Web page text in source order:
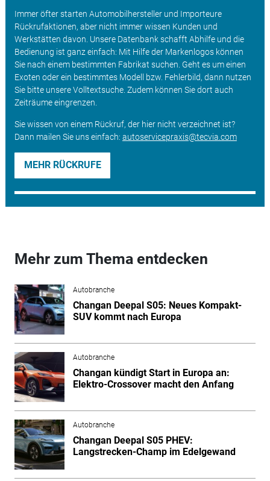
Immer öfter starten Automobilhersteller und Importeure
Rückrufaktionen, aber nicht immer wissen Kunden und
Werkstätten davon. Unsere Datenbank schafft Abhilfe und die
Bedienung ist ganz einfach: Mit Hilfe der Markenlogos können
Sie nach einem bestimmten Fabrikat suchen. Geht es um einen
Exoten oder ein bestimmtes Modell bzw. Fehlerbild, dann nutzen
Sie bitte unsere Volltextsuche. Zudem können Sie dort auch
Zeiträume eingrenzen.
Sie wissen von einem Rückruf, der hier nicht verzeichnet ist?
Dann mailen Sie uns einfach: autoservicepraxis@tecvia.com
MEHR RÜCKRUFE
Mehr zum Thema entdecken
Autobranche
Changan Deepal S05: Neues Kompakt-
SUV kommt nach Europa
Autobranche
Changan kündigt Start in Europa an:
Elektro-Crossover macht den Anfang
Autobranche
Changan Deepal S05 PHEV:
Langstrecken-Champ im Edelgewand